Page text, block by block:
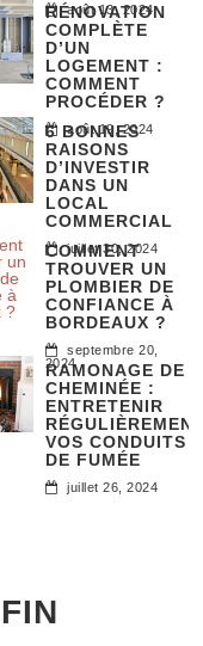
août 13, 2024
RÉNOVATION
COMPLÈTE
D’UN
LOGEMENT :
COMMENT
PROCÉDER ?
août 19, 2024
6 BONNES
RAISONS
D’INVESTIR
DANS UN
LOCAL
COMMERCIAL
juillet 30, 2024
COMMENT
TROUVER UN
PLOMBIER DE
CONFIANCE À
BORDEAUX ?
septembre 20,
2024
RAMONAGE DE
CHEMINÉE :
ENTRETENIR
RÉGULIÈREMENT
VOS CONDUITS
DE FUMÉE
juillet 26, 2024